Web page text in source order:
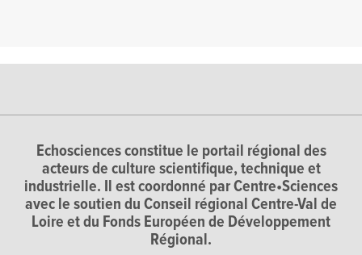
Echosciences constitue le portail régional des
acteurs de culture scientifique, technique et
industrielle. Il est coordonné par Centre•Sciences
avec le soutien du Conseil régional Centre-Val de
Loire et du Fonds Européen de Développement
Régional.